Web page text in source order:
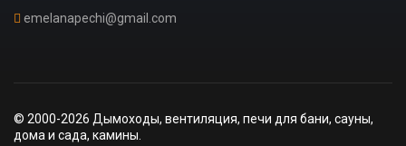
emelanapechi@gmail.com
© 2000-2026 Дымоходы, вентиляция, печи для бани, сауны,
дома и сада, камины.